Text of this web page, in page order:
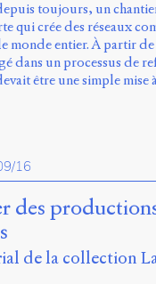
toujours, un
qui crée des réseaux
monde entier. À partir de
dans un processus de
être une simple
16
des
de la collection